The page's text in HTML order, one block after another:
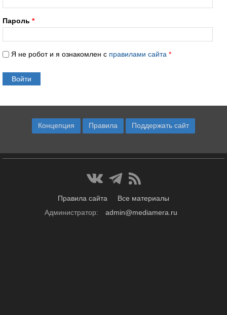
Пароль *
Я не робот и я ознакомлен с правилами сайта *
Концепция Правила Поддержать сайт
Правила сайта
Все материалы
Администратор:
admin@mediamera.ru